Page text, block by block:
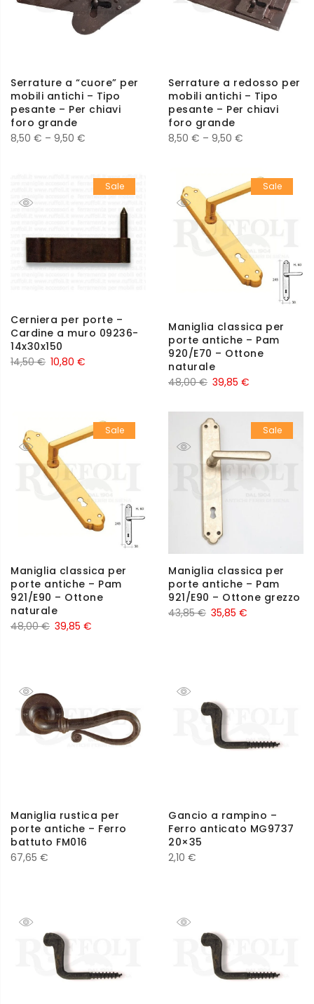
Serrature a “cuore” per
mobili antichi – Tipo
pesante – Per chiavi
foro grande
8,50 € – 9,50 €
Serrature a redosso per
mobili antichi – Tipo
pesante – Per chiavi
foro grande
8,50 € – 9,50 €
Sale
Cerniera per porte –
Cardine a muro 09236-
14x30x150
14,50€ 10,80 €
Sale
Maniglia classica per
porte antiche – Pam
920/E70 – Ottone
naturale
48,00€ 39,85 €
Sale
Maniglia classica per
porte antiche – Pam
921/E90 – Ottone
naturale
48,00€ 39,85 €
Sale
Maniglia classica per
porte antiche – Pam
921/E90 – Ottone grezzo
43,85€ 35,85 €
Maniglia rustica per
porte antiche – Ferro
battuto FM016
67,65 €
Gancio a rampino –
Ferro anticato MG9737
20×35
2,10 €